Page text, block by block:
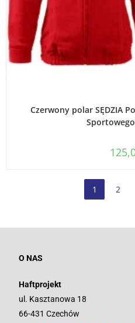
Czerwony polar SĘDZIA
1 2
O NAS
Haftprojekt
ul. Kasztanowa 18
66-431 Czechów